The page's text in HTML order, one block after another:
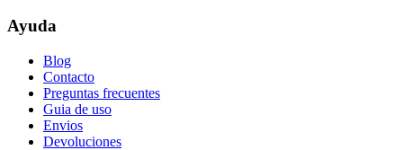
Ayuda
Blog
Contacto
Preguntas frecuentes
Guia de uso
Envios
Devoluciones